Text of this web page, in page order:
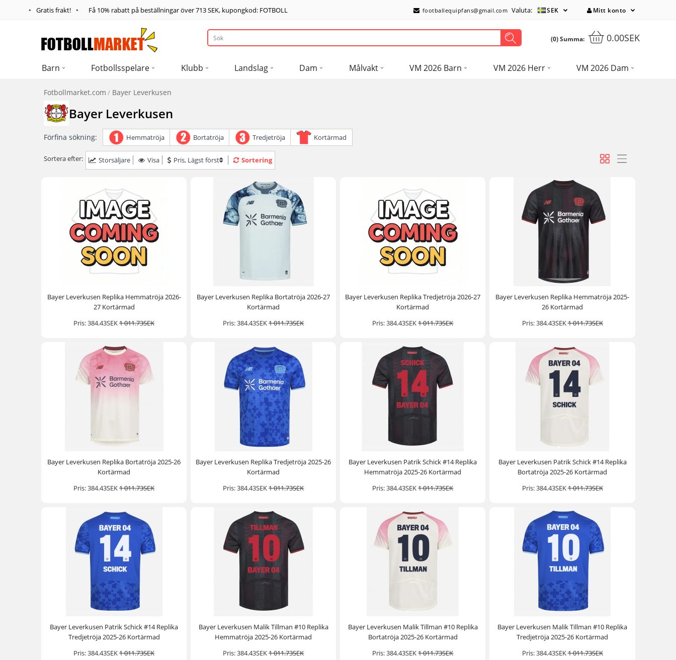
Gratis frakt! Få 10% rabatt på beställningar över713 SEK, kupongkod: FOTBOLL footballequipfans@gmail.com Valuta: SEK Mitt konto
(0) Summa: 0.00SEK
Barn Fotbollsspelare Klubb Landslag Dam Målvakt VM 2026 Barn VM 2026 Herr VM 2026 Dam
Fotbollmarket.com Bayer Leverkusen
Bayer Leverkusen
Förfina sökning: Hemmatröja Bortatröja Tredjetröja Kortärmad
Sortera efter: Storsäljare Visa Pris, Lägst först Sortering
Bayer Leverkusen Replika Hemmatröja 2026-
27 Kortärmad
Pris:384.43SEK1 011.73SEK
Bayer Leverkusen Replika Bortatröja 2026-27
Kortärmad
Pris:384.43SEK1 011.73SEK
Bayer Leverkusen Replika Tredjetröja 2026-27
Kortärmad
Pris:384.43SEK1 011.73SEK
Bayer Leverkusen Replika Hemmatröja 2025-
26 Kortärmad
Pris:384.43SEK1 011.73SEK
Bayer Leverkusen Replika Bortatröja 2025-26
Kortärmad
Pris:384.43SEK1 011.73SEK
Bayer Leverkusen Replika Tredjetröja 2025-26
Kortärmad
Pris:384.43SEK1 011.73SEK
Bayer Leverkusen Patrik Schick #14 Replika
Hemmatröja 2025-26 Kortärmad
Pris:384.43SEK1 011.73SEK
Bayer Leverkusen Patrik Schick #14 Replika
Bortatröja 2025-26 Kortärmad
Pris:384.43SEK1 011.73SEK
Bayer Leverkusen Patrik Schick #14 Replika
Tredjetröja 2025-26 Kortärmad
Pris:384.43SEK1 011.73SEK
Bayer Leverkusen Malik Tillman #10 Replika
Hemmatröja 2025-26 Kortärmad
Pris:384.43SEK1 011.73SEK
Bayer Leverkusen Malik Tillman #10 Replika
Bortatröja 2025-26 Kortärmad
Pris:384.43SEK1 011.73SEK
Bayer Leverkusen Malik Tillman #10 Replika
Tredjetröja 2025-26 Kortärmad
Pris:384.43SEK1 011.73SEK